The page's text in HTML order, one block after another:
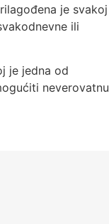
je svakoj
ili
je jedna od
neverovatnu